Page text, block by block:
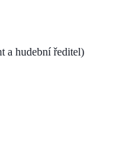
a hudební ředitel)